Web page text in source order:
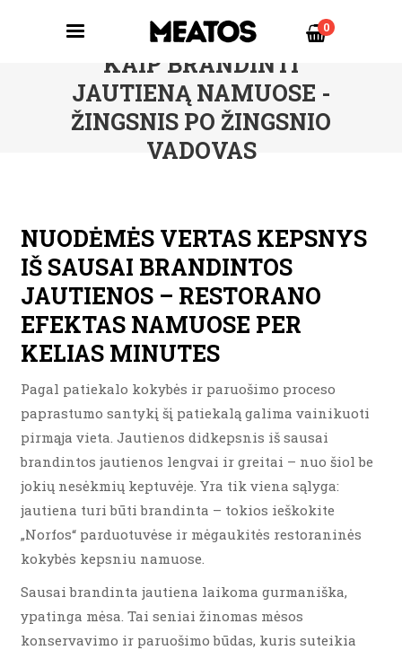
0
KAIP BRANDINTI
JAUTIENĄ NAMUOSE -
ŽINGSNIS PO ŽINGSNIO
VADOVAS
NUODĖMĖS VERTAS KEPSNYS
IŠ SAUSAI BRANDINTOS
JAUTIENOS – RESTORANO
EFEKTAS NAMUOSE PER
KELIAS MINUTES
Pagal patiekalo kokybės ir paruošimo proceso
paprastumo santykį šį patiekalą galima vainikuoti
pirmąja vieta. Jautienos didkepsnis iš sausai
brandintos jautienos lengvai ir greitai – nuo šiol be
jokių nesėkmių keptuvėje. Yra tik viena sąlyga:
jautiena turi būti brandinta – tokios ieškokite
„Norfos“ parduotuvėse ir mėgaukitės restoraninės
kokybės kepsniu namuose.
Sausai brandinta jautiena laikoma gurmaniška,
ypatinga mėsa. Tai seniai žinomas mėsos
konservavimo ir paruošimo būdas, kuris suteikia